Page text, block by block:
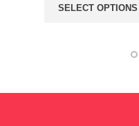
SELECT OPTIONS